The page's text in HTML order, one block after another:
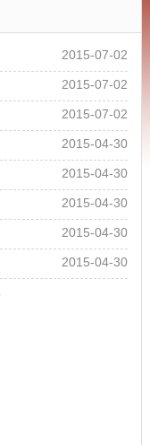
2015-07-02
2015-07-02
2015-07-02
2015-04-30
2015-04-30
2015-04-30
2015-04-30
2015-04-30